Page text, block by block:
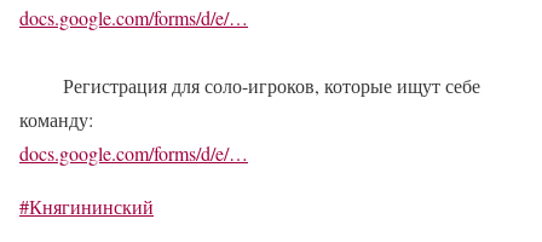
docs.google.com/forms/d/e/…
Регистрация для соло-игроков, которые ищут себе
команду:
docs.google.com/forms/d/e/…
#Княгининский